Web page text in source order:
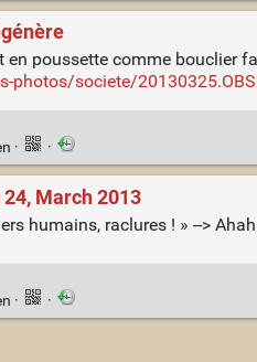
poussette comme bouclier
societe/
· ·
March 2013
humains, raclures ! » -->
· ·